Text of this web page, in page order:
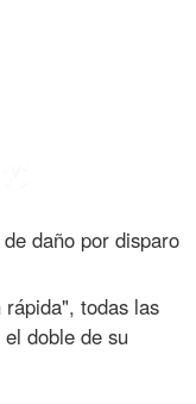
daño por disparo
rápida", todas las
doble de su